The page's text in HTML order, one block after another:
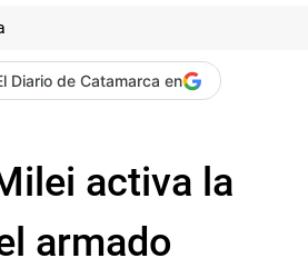
Diario de Catamarca en
activa la
armado